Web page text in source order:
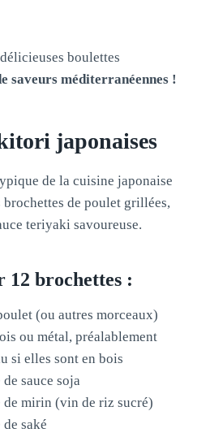
boulettes
saveurs méditerranéennes !
japonaises
de la cuisine japonaise
de poulet grillées,
teriyaki savoureuse.
12 brochettes :
(ou autres morceaux)
ou métal, préalablement
si elles sont en bois
sauce soja
de mirin (vin de riz sucré)
saké